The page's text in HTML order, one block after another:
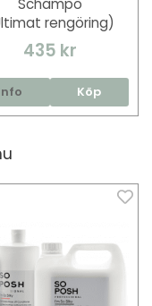
Schampo
rengöring)
435 kr
Köp